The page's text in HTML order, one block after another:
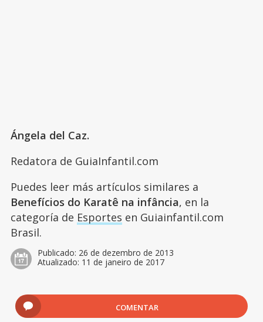
Ángela del Caz.
Redatora de GuiaInfantil.com
Puedes leer más artículos similares a
Benefícios do Karatê na infância, en la
categoría de Esportes en Guiainfantil.com
Brasil.
Publicado: 26 de dezembro de 2013
Atualizado: 11 de janeiro de 2017
COMENTAR